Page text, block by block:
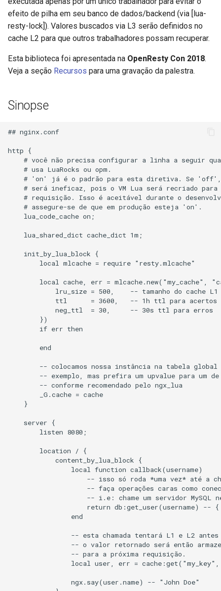
headers-more
html-sanitize
iconv
immerse
immutable
internal-redirect
ipscrub
length-hiding
efeito de pilha em seu banco de dados/backend (via [lua-
resty-lock]). Valores buscados via L3 serão definidos no
cache L2 para que outros trabalhadores possam recuperar.
Esta biblioteca foi apresentada na OpenResty Con 2018.
Veja a seção Recursos para uma gravação da palestra.
Sinopse
## nginx.conf
http {
# você não precisa configurar a linha a seguir
    # usa LuaRocks ou opm.
# 'on' já é o padrão para esta diretiva. Se
# será ineficaz, pois o VM Lua será recriado para
# requisição. Isso é aceitável durante o
    # assegure-se de que em produção esteja 'on'.
    lua_code_cache on;
    lua_shared_dict cache_dict 1m;
    init_by_lua_block {
        local mlcache = require "resty.mlcache"
local cache, err = mlcache.new("my_cache",
lru_size = 500,    -- tamanho do cache
            ttl      = 3600,   -- 1h ttl para acertos
            neg_ttl  = 30,     -- 30s ttl para erros
        })
        if err then
        end
-- colocamos nossa instância na tabela global
-- exemplo, mas prefira um upvalue para um
        -- conforme recomendado pelo ngx_lua
        _G.cache = cache
    }
    server {
        listen 8080;
        location / {
            content_by_lua_block {
                local function callback(username)
-- isso só roda *uma vez* até a
-- faça operações caras como
-- i.e: chame um servidor MySQL
return db:get_user(username) --
                end
-- esta chamada tentará L1 e L2
-- o valor retornado será então
                -- para a próxima requisição.
local user, err =
                ngx.say(user.name) -- "John Doe"